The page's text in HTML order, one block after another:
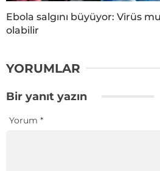
Ebola salgını büyüyor: Virüs
olabilir
YORUMLAR
Bir yanıt yazın
Yorum *